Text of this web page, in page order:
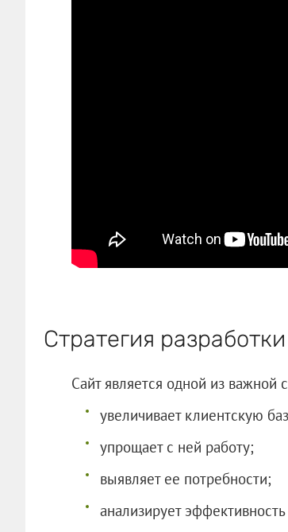
Стратегия разработки
Сайт является одной из важной
увеличивает клиентскую
упрощает с ней работу;
выявляет ее потребности;
анализирует